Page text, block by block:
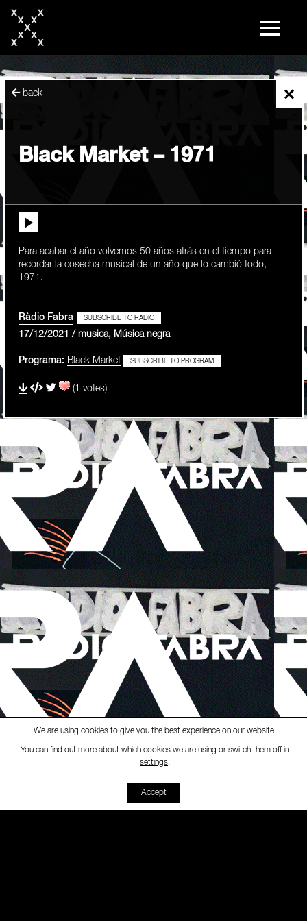
content
×
back
Black Market – 1971
Para acabar el año volvemos 50 años atrás en el tiempo para
recordar la cosecha musical de un año que lo cambió todo,
1971.
Ràdio Fabra SUBSCRIBE TO RADIO
17/12/2021 / musica, Música negra
Programa: Black Market SUBSCRIBE TO PROGRAM
(1 votes)
Ràdio Fabra - [Black Market]
We are using cookies to give you the best experience on our website.
You can find out more about which cookies we are using or switch them off in
settings.
Accept